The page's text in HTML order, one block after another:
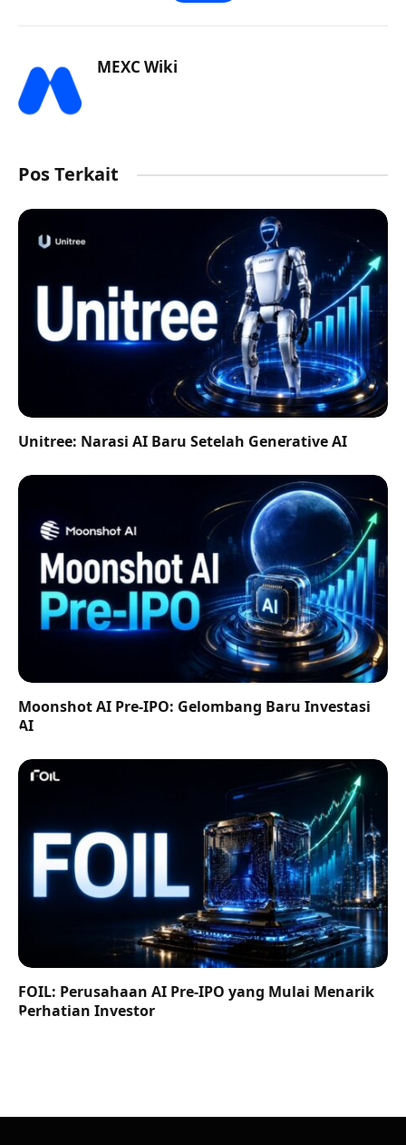
MEXC Wiki
Pos Terkait
Unitree: Narasi AI Baru Setelah Generative AI
Moonshot AI Pre-IPO: Gelombang Baru Investasi
AI
FOIL: Perusahaan AI Pre-IPO yang Mulai Menarik
Perhatian Investor